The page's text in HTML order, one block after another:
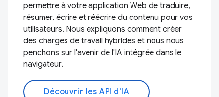
permettre à votre application Web de traduire,
résumer, écrire et réécrire du contenu pour vos
utilisateurs. Nous expliquons comment créer
des charges de travail hybrides et nous nous
penchons sur l'avenir de l'IA intégrée dans le
navigateur.
Découvrir les API d'IA